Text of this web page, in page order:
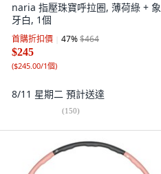
naria 指壓珠寶呼拉圈, 薄荷綠 + 象
牙白, 1個
首購折扣價 47%$464
$245
($245.00/1個)
8/11 星期二 預計送達
(150)